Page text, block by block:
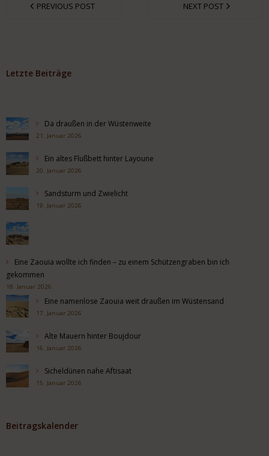
PREVIOUS POST NEXT POST
Letzte Beiträge
Da draußen in der Wüstenweite
21. Januar 2026
Ein altes Flußbett hinter Layoune
20. Januar 2026
Sandsturm und Zwielicht
19. Januar 2026
Eine Zaouia wollte ich finden – zu einem Schützengraben bin ich
gekommen
18. Januar 2026
Eine namenlose Zaouia weit draußen im Wüstensand
17. Januar 2026
Alte Mauern hinter Boujdour
16. Januar 2026
Sicheldünen nahe Aftisaat
15. Januar 2026
Beitragskalender